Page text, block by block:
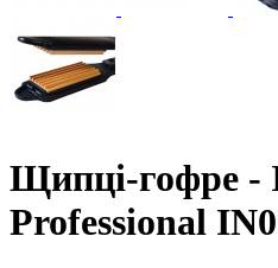
Щипці-гофре
Professional